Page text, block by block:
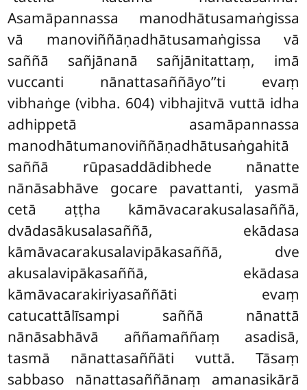
Asamāpannassa manodhātusamaṅgissa
vā manoviññāṇadhātusamaṅgissa vā
saññā sañjānanā sañjānitattaṃ, imā
vuccanti nānattasaññāyo’’ti evaṃ
vibhaṅge (vibha. 604) vibhajitvā vuttā idha
adhippetā asamāpannassa
manodhātumanoviññāṇadhātusaṅgahitā
saññā rūpasaddādibhede nānatte
nānāsabhāve gocare pavattanti, yasmā
cetā aṭṭha kāmāvacarakusalasaññā,
dvādasākusalasaññā, ekādasa
kāmāvacarakusalavipākasaññā, dve
akusalavipākasaññā, ekādasa
kāmāvacarakiriyasaññāti evaṃ
catucattālīsampi saññā nānattā
nānāsabhāvā aññamaññaṃ asadisā,
tasmā nānattasaññāti vuttā. Tāsaṃ
sabbaso nānattasaññānaṃ amanasikārā